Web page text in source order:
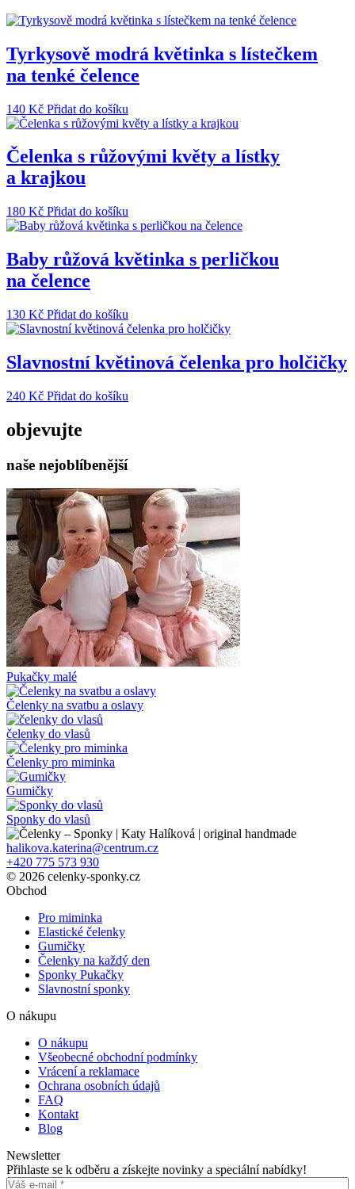
Tyrkysově modrá květinka s lístečkem
na tenké čelence
140 Kč Přidat do košíku
Čelenka s růžovými květy a lístky
a krajkou
180 Kč Přidat do košíku
Baby růžová květinka s perličkou
na čelence
130 Kč Přidat do košíku
Slavnostní květinová čelenka pro holčičky
240 Kč Přidat do košíku
objevujte
naše nejoblíbenější
Pukačky malé
Čelenky na svatbu a oslavy
čelenky do vlasů
Čelenky pro miminka
Gumičky
Sponky do vlasů
halikova.katerina@centrum.cz
+420 775 573 930
© 2026 celenky-sponky.cz
Obchod
Pro miminka
Elastické čelenky
Gumičky
Čelenky na každý den
Sponky Pukačky
Slavnostní sponky
O nákupu
O nákupu
Všeobecné obchodní podmínky
Vrácení a reklamace
Ochrana osobních údajů
FAQ
Kontakt
Blog
Newsletter
Přihlaste se k odběru a získejte novinky a speciální nabídky!